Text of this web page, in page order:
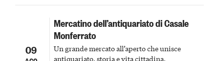
09
Mercatino dell’antiquariato di Casale
Monferrato
Un grande mercato all’aperto che unisce
antiquariato, storia e vita cittadina,